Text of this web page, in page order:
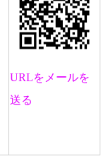
URLをメールを
送る